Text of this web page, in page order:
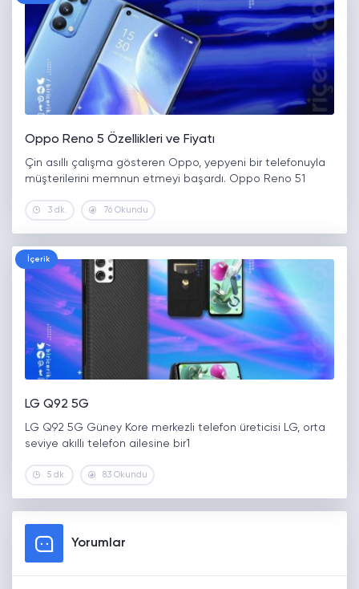
Oppo Reno 5 Özellikleri ve Fiyatı
Çin asıllı çalışma gösteren Oppo, yepyeni bir telefonuyla
müşterilerini memnun etmeyi başardı. Oppo Reno 51
3 dk. 76 Okundu
İçerik
LG Q92 5G
LG Q92 5G Güney Kore merkezli telefon üreticisi LG, orta
seviye akıllı telefon ailesine bir1
5 dk. 83 Okundu
Yorumlar